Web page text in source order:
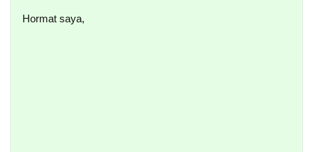
Hormat saya,